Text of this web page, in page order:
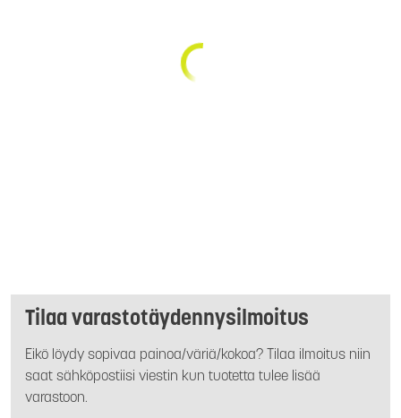
Tilaa varastotäydennysilmoitus
Eikö löydy sopivaa painoa/väriä/kokoa? Tilaa ilmoitus niin
saat sähköpostiisi viestin kun tuotetta tulee lisää
varastoon.